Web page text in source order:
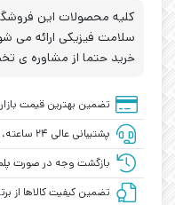
PSE-
PM3DNBR
عدد
کلیه محصولات این
سلامت فیزیکی ارائه می
خرید حتما از مشاوره ی
تضمین بهترین قیمت بازار
پشتیبانی عالی ۲۴ ساعته، ۷ روز هفته
بازگشت وجه در صورت
تضمین کیفیت کالاها از